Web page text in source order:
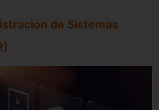
de Sistemas